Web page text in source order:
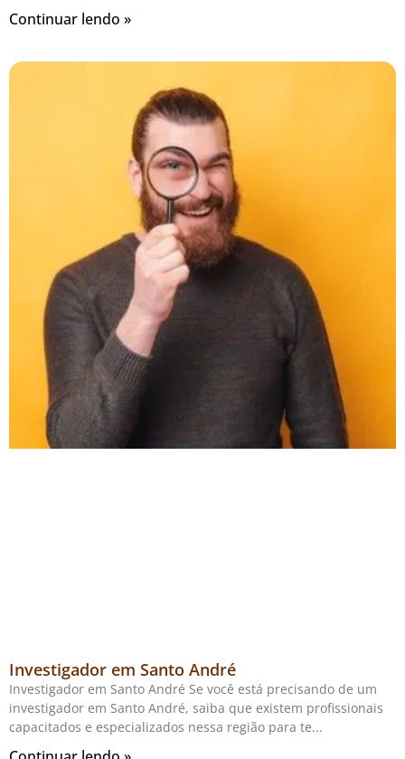
Continuar lendo »
Investigador em Santo André
Investigador em Santo André Se você está precisando de um
investigador em Santo André, saiba que existem profissionais
capacitados e especializados nessa região para te